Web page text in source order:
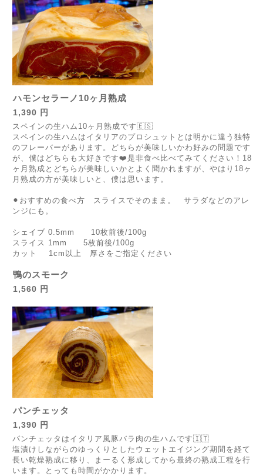
ハモンセラーノ10ヶ月熟成
1,390 円
スペインの生ハム10ヶ月熟成です🇪🇸
スペインの生ハムはイタリアのプロシュットとは明かに違う独特
のフレーバーがあります。どちらが美味しいかわ好みの問題です
が、僕はどちらも大好きです❤️是非食べ比べてみてください！18
ヶ月熟成とどちらが美味しいかとよく聞かれますが、やはり18ヶ
月熟成の方が美味しいと、僕は思います。
⚫︎おすすめの食べ方 スライスでそのまま。 サラダなどのアレ
ンジにも。
シェイブ 0.5mm 10枚前後/100g
スライス 1mm 5枚前後/100g
カット 1cm以上 厚さをご指定ください
鴨のスモーク
1,560 円
パンチェッタ
1,390 円
パンチェッタはイタリア風豚バラ肉の生ハムです🇮🇹
塩漬けしながらのゆっくりとしたウェットエイジング期間を経て
長い乾燥熟成に移り、まーるく形成してから最終の熟成工程を行
います。とっても時間がかかります。